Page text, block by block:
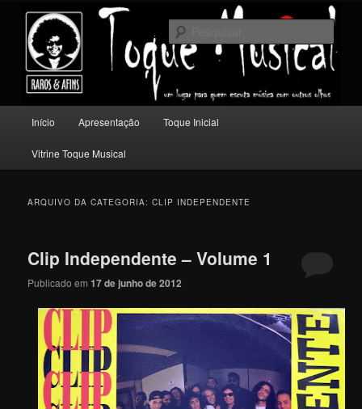
conteúdo
principal
conteúdo
secundário
Toque Musical
Um lugar para quem escuta música com outros olhos.
principal
Início Apresentação Toque Inicial
Vitrine Toque Musical
ARQUIVO DA CATEGORIA:CLIP INDEPENDENTE
Clip Independente – Volume 1
Publicado em17 de junho de 2012